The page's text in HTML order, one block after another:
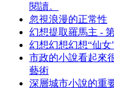
閱讀。
忽視浪漫的正常性
幻想提取羅馬主 -
幻想幻想幻想“仙
市政的小說看起來
藝術
深層城市小說的重